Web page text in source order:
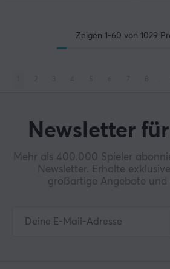
Zeigen 1-60 von 1029
Newsletter
Mehr als 400.000 Spieler
Newsletter. Erhalte
großartige Angebote und